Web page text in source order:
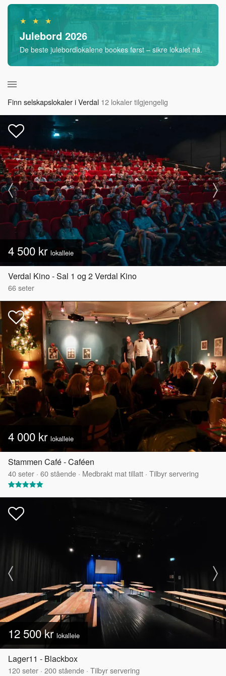
★ ★ ★
Julebord 2026
De beste julebordlokalene bookes først – sikre lokalet nå.
Finn selskapslokaler i Verdal 12 lokaler tilgjengelig
4 500 kr lokalleie
Verdal Kino - Sal 1 og 2 Verdal Kino
66seter
4 000 kr lokalleie
Stammen Café - Caféen
40seter · 60stående · Medbrakt mat tillatt · Tilbyr servering
12 500 kr lokalleie
Lager11 - Blackbox
120seter · 200stående · Tilbyr servering